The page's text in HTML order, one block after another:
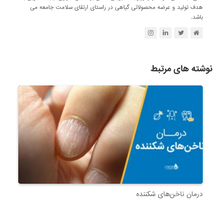
هدف تولید و عرضه محصولاتی گیاهی در راستای ارتقای سلامت جامعه می
باشد.
نوشته های مرتبط
درمان ناخن‌های شکننده